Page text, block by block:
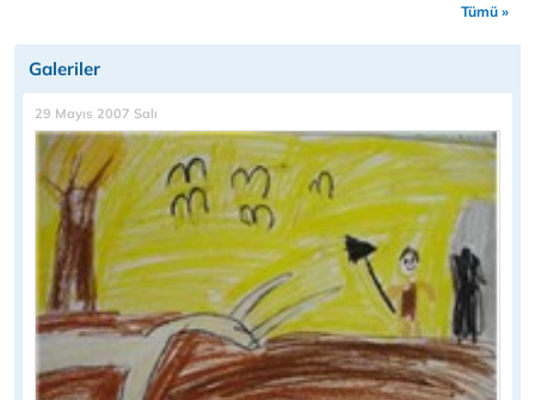
Tümü »
Galeriler
29 Mayıs 2007 Salı